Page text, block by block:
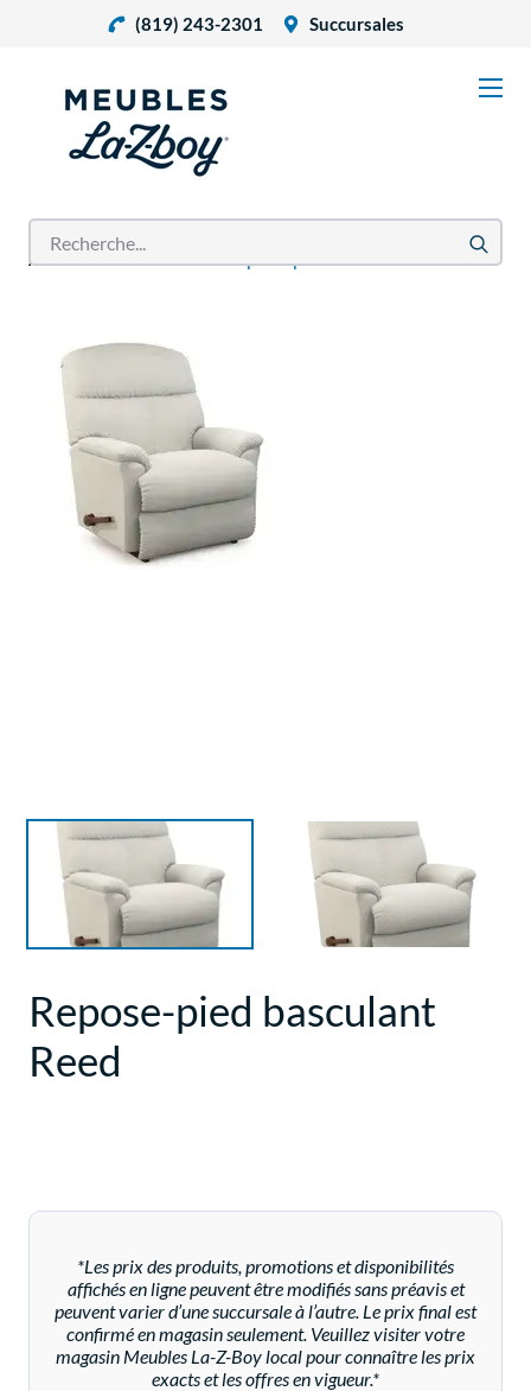
(819) 243-2301 Succursales
Accueil Produits Repose-pied basculant Reed
Repose-pied basculant
Reed
*Les prix des produits, promotions et disponibilités
affichés en ligne peuvent être modifiés sans préavis et
peuvent varier d’une succursale à l’autre. Le prix final est
confirmé en magasin seulement. Veuillez visiter votre
magasin Meubles La-Z-Boy local pour connaître les prix
exacts et les offres en vigueur.*